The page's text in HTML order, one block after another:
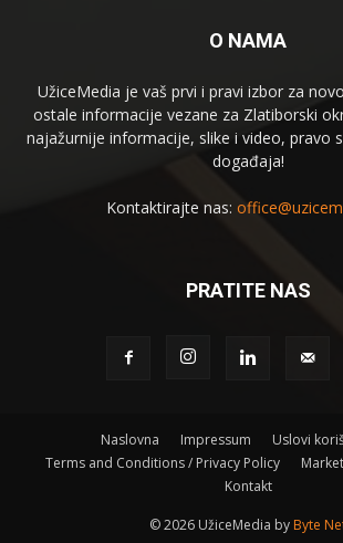
O NAMA
UžiceMedia je vaš prvi i pravi izbor za
ostale informacije vezane za Zlatiborski
najažurnije informacije, slike i video, pravo
događaja!
Kontaktirajte nas:
PRATITE NAS
Naslovna Impressum
Uslovi
Terms and Conditions / Privacy Policy
Kontakt
©2026 UžiceMedia by Byte